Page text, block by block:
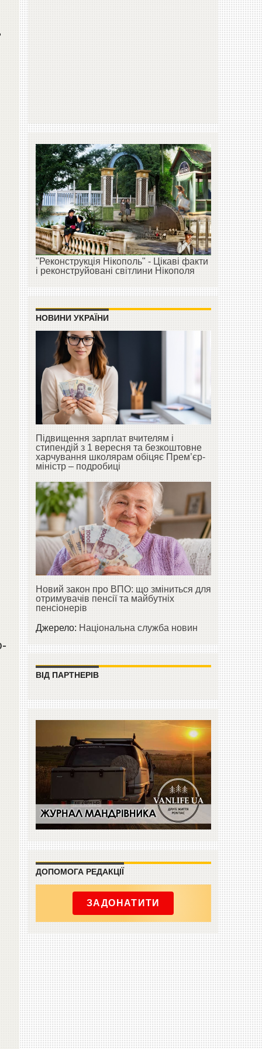
"Реконструкція Нікополь" - Цікаві факти
і реконструйовані світлини Нікополя
НОВИНИ УКРАЇНИ
Підвищення зарплат вчителям і
стипендій з 1 вересня та безкоштовне
харчування школярам обіцяє Прем’єр-
міністр – подробиці
Новий закон про ВПО: що зміниться для
отримувачів пенсії та майбутніх
пенсіонерів
Джерело:Національна служба новин
ВІД ПАРТНЕРІВ
ДОПОМОГА РЕДАКЦІЇ
ЗАДОНАТИТИ